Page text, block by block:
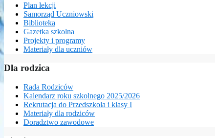
Plan lekcji
Samorząd Uczniowski
Biblioteka
Gazetka szkolna
Projekty i programy
Materiały dla uczniów
Dla rodzica
Rada Rodziców
Kalendarz roku szkolnego 2025/2026
Rekrutacja do Przedszkola i klasy I
Materiały dla rodziców
Doradztwo zawodowe